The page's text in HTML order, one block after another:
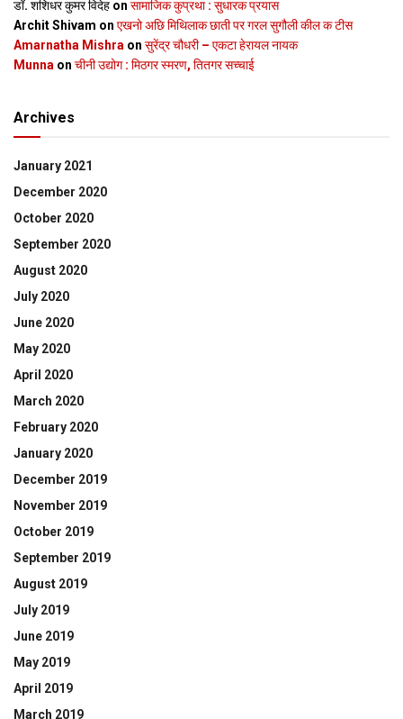
डॉ. शशिधर कुमर विदेह on सामाजिक कुप्रथा : सुधारक प्रयास
Archit Shivam on एखनो अछि मिथिलाक छाती पर गरल सुगौली कील क टीस
Amarnatha Mishra on सुरेंद्र चौधरी – एकटा हेरायल नायक
Munna on चीनी उद्योग : मिठगर स्‍मरण, तितगर सच्‍चाई
Archives
January 2021
December 2020
October 2020
September 2020
August 2020
July 2020
June 2020
May 2020
April 2020
March 2020
February 2020
January 2020
December 2019
November 2019
October 2019
September 2019
August 2019
July 2019
June 2019
May 2019
April 2019
March 2019